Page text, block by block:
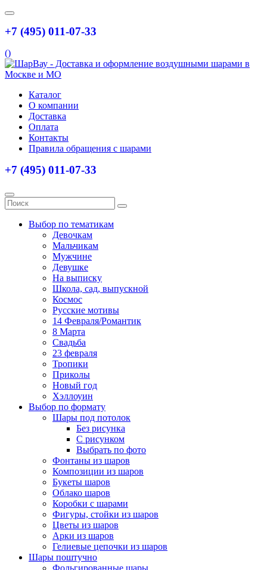
+7 (495) 011-07-33
()
Каталог
О компании
Доставка
Оплата
Контакты
Правила обращения с шарами
+7 (495) 011-07-33
Выбор по тематикам
Девочкам
Мальчикам
Мужчине
Девушке
На выписку
Школа, сад, выпускной
Космос
Русские мотивы
14 Февраля/Романтик
8 Марта
Свадьба
23 февраля
Тропики
Приколы
Новый год
Хэллоуин
Выбор по формату
Шары под потолок
Без рисунка
С рисунком
Выбрать по фото
Фонтаны из шаров
Композиции из шаров
Букеты шаров
Облако шаров
Коробки с шарами
Фигуры, стойки из шаров
Цветы из шаров
Арки из шаров
Гелиевые цепочки из шаров
Шары поштучно
Фольгированные шары